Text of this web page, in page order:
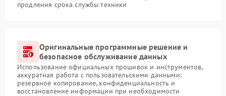
продления срока службы техники
Оригинальные программные решение и
безопасное обслуживание данных
Использование официальных прошивок и инструментов,
аккуратная работа с пользовательскими данными:
резервное копирование, конфиденциальность и
восстановление информации при необходимости